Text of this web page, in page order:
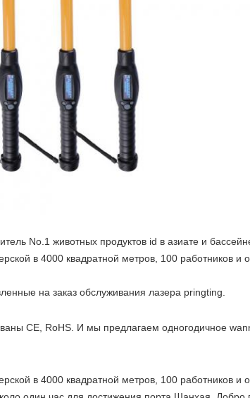
No.1 животных продуктов id в азиате и
в 4000 квадратной метров, 100 работников и
на заказ обслуживания лазера pringting.
CE, RoHS. И мы предлагаем одногодичное
в 4000 квадратной метров, 100 работников и